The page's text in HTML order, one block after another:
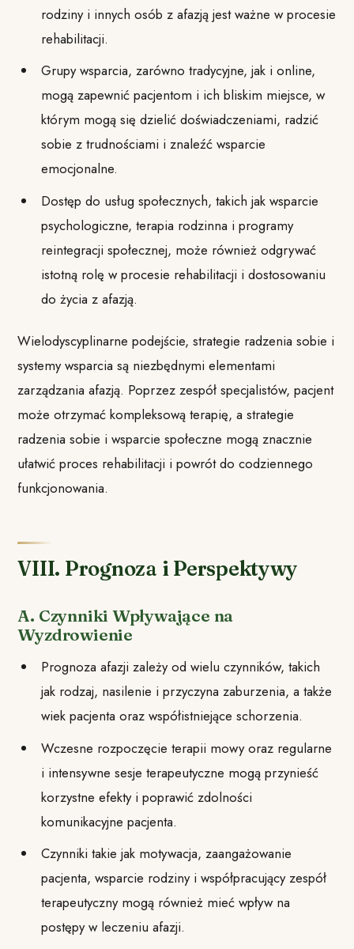
rodziny i innych osób z afazją jest ważne w procesie
rehabilitacji.
Grupy wsparcia, zarówno tradycyjne, jak i online,
mogą zapewnić pacjentom i ich bliskim miejsce, w
którym mogą się dzielić doświadczeniami, radzić
sobie z trudnościami i znaleźć wsparcie
emocjonalne.
Dostęp do usług społecznych, takich jak wsparcie
psychologiczne, terapia rodzinna i programy
reintegracji społecznej, może również odgrywać
istotną rolę w procesie rehabilitacji i dostosowaniu
do życia z afazją.
Wielodyscyplinarne podejście, strategie radzenia sobie i
systemy wsparcia są niezbędnymi elementami
zarządzania afazją. Poprzez zespół specjalistów, pacjent
może otrzymać kompleksową terapię, a strategie
radzenia sobie i wsparcie społeczne mogą znacznie
ułatwić proces rehabilitacji i powrót do codziennego
funkcjonowania.
VIII. Prognoza i Perspektywy
A. Czynniki Wpływające na
Wyzdrowienie
Prognoza afazji zależy od wielu czynników, takich
jak rodzaj, nasilenie i przyczyna zaburzenia, a także
wiek pacjenta oraz współistniejące schorzenia.
Wczesne rozpoczęcie terapii mowy oraz regularne
i intensywne sesje terapeutyczne mogą przynieść
korzystne efekty i poprawić zdolności
komunikacyjne pacjenta.
Czynniki takie jak motywacja, zaangażowanie
pacjenta, wsparcie rodziny i współpracujący zespół
terapeutyczny mogą również mieć wpływ na
postępy w leczeniu afazji.